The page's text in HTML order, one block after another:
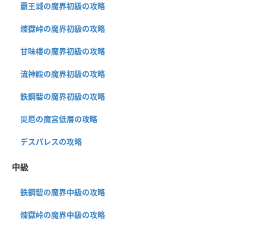
覇王城の魔界初級の攻略
煉獄峠の魔界初級の攻略
甘味楼の魔界初級の攻略
流神殿の魔界初級の攻略
鉄鋼砦の魔界初級の攻略
災厄の魔宮低層の攻略
デスパレスの攻略
中級
鉄鋼砦の魔界中級の攻略
煉獄峠の魔界中級の攻略